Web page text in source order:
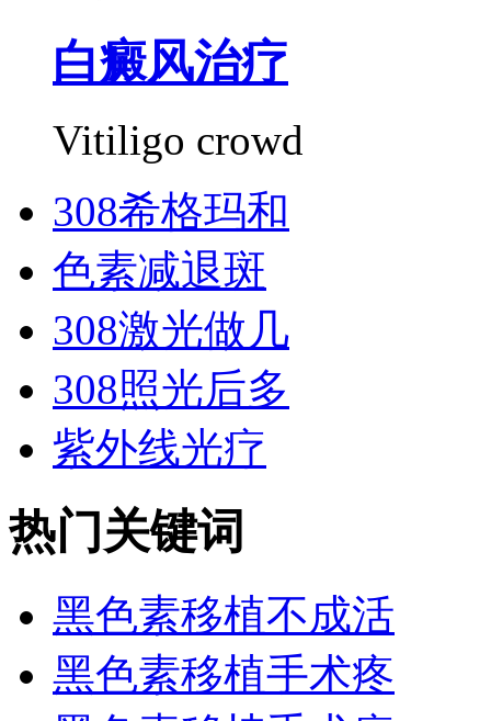
白癜风治疗
Vitiligo crowd
308希格玛和
色素减退斑
308激光做几
308照光后多
紫外线光疗
热门关键词
黑色素移植不成活
黑色素移植手术疼